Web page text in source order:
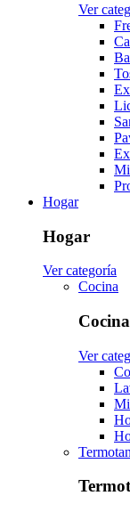
Ver
Hogar
Hogar
Ver categoría
Cocina
Cocina
Ver